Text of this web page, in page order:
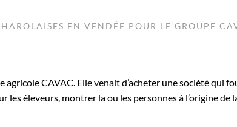
EN VENDÉE POUR LE GROUPE
CAVAC. Elle venait d’acheter une société qui
éleveurs, montrer la ou les personnes à l’origine de